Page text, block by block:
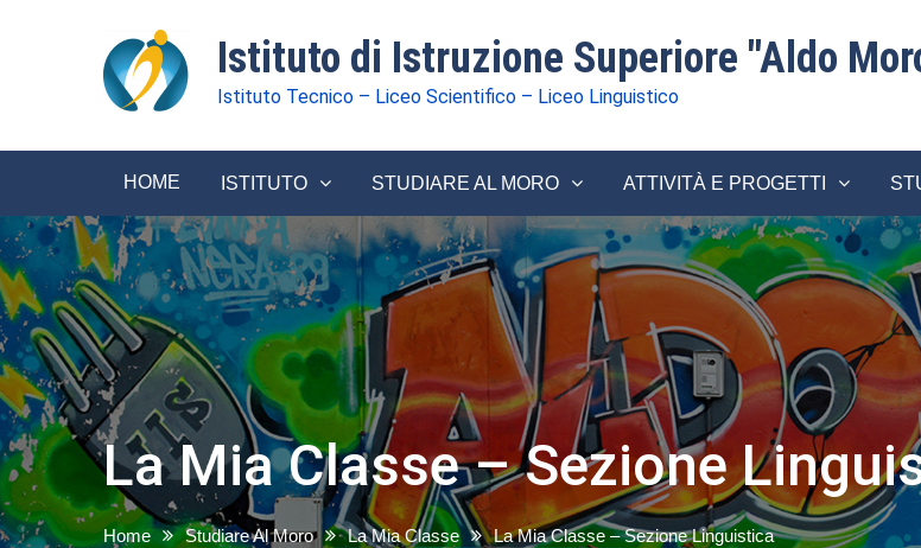
Istituto di Istruzione Superiore "Aldo
Istituto Tecnico – Liceo Scientifico – Liceo Linguistico
HOME ISTITUTO STUDIARE AL MORO ATTIVITÀ E PROGETTI
La Mia Classe – Sezione
Home Studiare Al Moro La Mia Classe La Mia Classe – Sezione Linguistica